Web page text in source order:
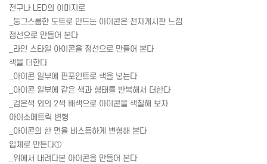
전구나 LED의 이미지로
_둥그스름한 도트로 만드는 아이콘은 전자게시판 느낌
점선으로 만들어 본다
_라인 스타일 아이콘을 점선으로 만들어 본다
색을 더한다
_아이콘 일부에 핀포인트로 색을 넣는다
_아이콘 일부에 같은 색과 형태를 반복해서 더한다
_검은색 외의 2색 배색으로 아이콘을 색칠해 보자
아이소메트릭 변형
_아이콘의 한 면을 비스듬하게 변형해 본다
입체로 만든다①
_위에서 내려다본 아이콘을 만들어 본다